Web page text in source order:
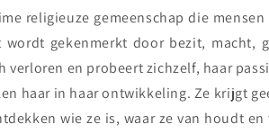
religieuze gemeenschap die
wordt gekenmerkt door bezit, macht,
verloren en probeert zichzelf, haar
haar in haar ontwikkeling. Ze krijgt
wie ze is, waar ze van houdt